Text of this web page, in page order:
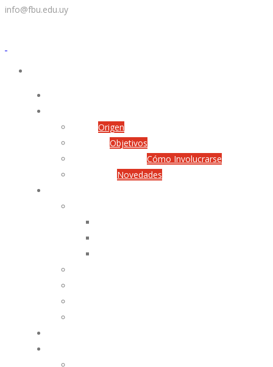
info@fbu.edu.uy
Origen
Objetivos
Cómo Involucrarse
Novedades